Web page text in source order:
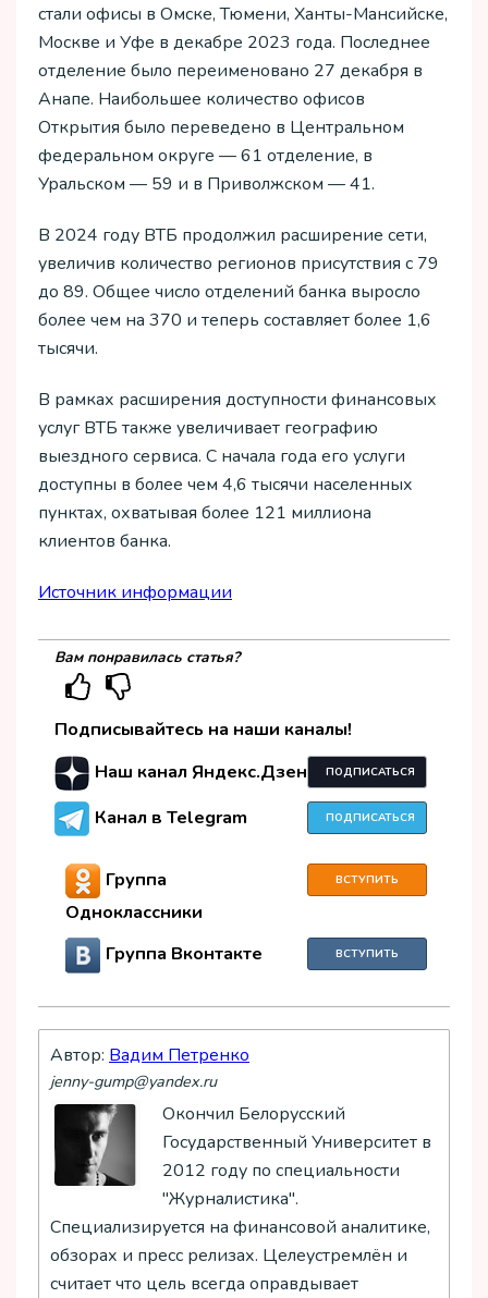
стали офисы в Омске, Тюмени, Ханты-Мансийске,
Москве и Уфе в декабре 2023 года. Последнее
отделение было переименовано 27 декабря в
Анапе. Наибольшее количество офисов
Открытия было переведено в Центральном
федеральном округе — 61 отделение, в
Уральском — 59 и в Приволжском — 41.
В 2024 году ВТБ продолжил расширение сети,
увеличив количество регионов присутствия с 79
до 89. Общее число отделений банка выросло
более чем на 370 и теперь составляет более 1,6
тысячи.
В рамках расширения доступности финансовых
услуг ВТБ также увеличивает географию
выездного сервиса. С начала года его услуги
доступны в более чем 4,6 тысячи населенных
пунктах, охватывая более 121 миллиона
клиентов банка.
Источник информации
Вам понравилась статья?
Подписывайтесь на наши каналы!
Наш канал Яндекс.Дзен
ПОДПИСАТЬСЯ
Канал в Telegram ПОДПИСАТЬСЯ
Группа
Одноклассники
ВСТУПИТЬ
Группа Вконтакте ВСТУПИТЬ
Автор: Вадим Петренко
jenny-gump@yandex.ru
Окончил Белорусский
Государственный Университет в
2012 году по специальности
"Журналистика".
Специализируется на финансовой аналитике,
обзорах и пресс релизах. Целеустремлён и
считает что цель всегда оправдывает